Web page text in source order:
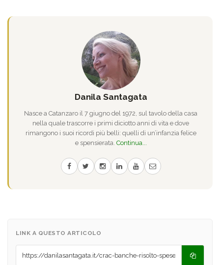
Danila Santagata
Nasce a Catanzaro il 7 giugno del 1972, sul tavolo della casa
nella quale trascorre i primi diciotto anni di vita e dove
rimangono i suoi ricordi più belli: quelli di un’infanzia felice
e spensierata. Continua...
LINK A QUESTO ARTICOLO